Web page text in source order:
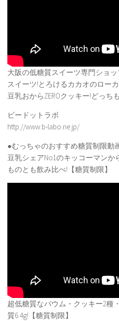
大阪の低糖質スイーツ専門ショ
スイーツ!とろけるカカオのロー
豆乳おからZEROクッキー!どっち
ビードットラボ
http://www.b-labo.ne.jp/
●むっちゃのおすすめ糖質制限動
豆乳シェアNo1のキッコーマンか
ものとも飲み比べ!【糖質制限】
超低糖質なバウム・クッキー2種
質6.4g!【糖質制限】